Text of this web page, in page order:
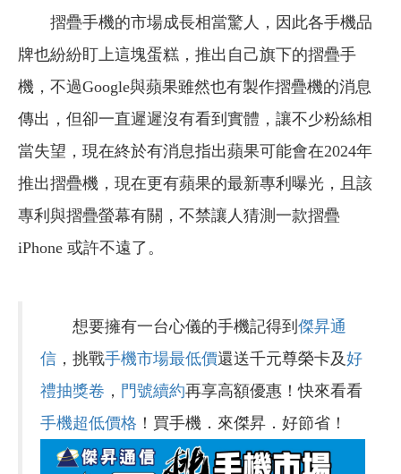
摺疊手機的市場成長相當驚人，因此各手機品
牌也紛紛盯上這塊蛋糕，推出自己旗下的摺疊手
機，不過Google與蘋果雖然也有製作摺疊機的消息
傳出，但卻一直遲遲沒有看到實體，讓不少粉絲相
當失望，現在終於有消息指出蘋果可能會在2024年
推出摺疊機，現在更有蘋果的最新專利曝光，且該
專利與摺疊螢幕有關，不禁讓人猜測一款摺疊
iPhone 或許不遠了。
想要擁有一台心儀的手機記得到 傑昇通
信 ，挑戰手機市場最低價還送千元尊榮卡及好
禮抽獎卷 ， 門號續約再享高額優惠！快來看看
手機超低價格 ！買手機．來傑昇．好節省！